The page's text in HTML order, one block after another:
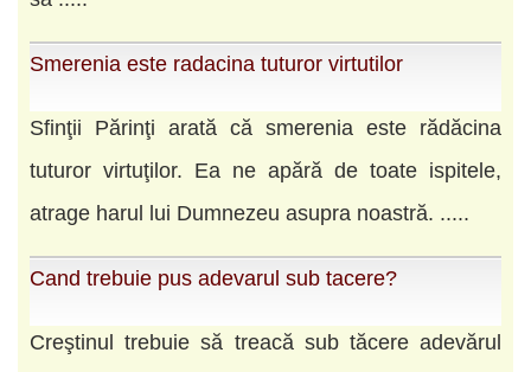
Smerenia este radacina tuturor virtutilor
Sfinţii Părinţi arată că smerenia este rădăcina
tuturor virtuţilor. Ea ne apără de toate ispitele,
atrage harul lui Dumnezeu asupra noastră. .....
Cand trebuie pus adevarul sub tacere?
Creştinul trebuie să treacă sub tăcere adevărul